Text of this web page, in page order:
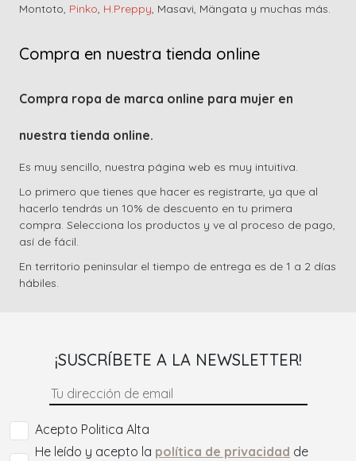
Montoto, Pinko H.Preppy , Masavi, Mängata y muchas más.
Compra en nuestra tienda online
Compra ropa de marca online para mujer en
nuestra tienda online.
Es muy sencillo, nuestra página web es muy intuitiva.
Lo primero que tienes que hacer es registrarte, ya que al
hacerlo tendrás un 10% de descuento en tu primera
compra. Selecciona los productos y ve al proceso de pago,
así de fácil.
En territorio peninsular el tiempo de entrega es de 1 a 2 días
hábiles.
¡SUSCRÍBETE A LA NEWSLETTER!
Acepto Politica Alta
He leído y acepto la política de privacidad de